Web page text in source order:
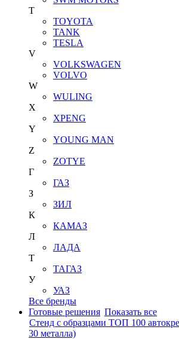
T
TOYOTA
TANK
TESLA
V
VOLKSWAGEN
VOLVO
W
WULING
X
XPENG
Y
YOUNG MAN
Z
ZOTYE
Г
ГАЗ
З
ЗИЛ
К
КАМАЗ
Л
ЛАДА
Т
ТАГАЗ
У
УАЗ
Все бренды
Готовые решения Показать все
Стенд с образцами ТОП 100
30 металла)